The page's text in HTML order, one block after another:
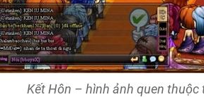
Kết Hôn – hình ảnh quen thuộc